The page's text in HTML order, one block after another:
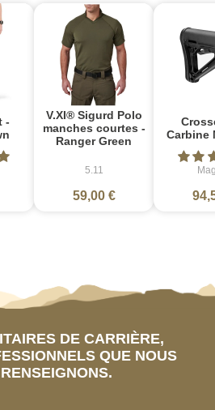
-
V.XI® Sigurd Polo
manches courtes -
Ranger Green
5.11
59,00 €
Carbine
DE CARRIÈRE,
QUE NOUS